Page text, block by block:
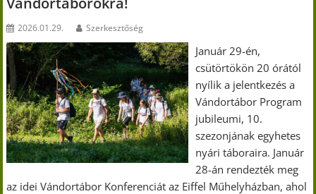
2026.01.29. Szerkesztőség
Január 29-én,
csütörtökön 20 órától
nyílik a jelentkezés a
Vándortábor Program
jubileumi, 10.
szezonjának egyhetes
nyári táboraira. Január
28-án rendezték meg
az idei Vándortábor Konferenciát az Eiffel Műhelyházban, ahol